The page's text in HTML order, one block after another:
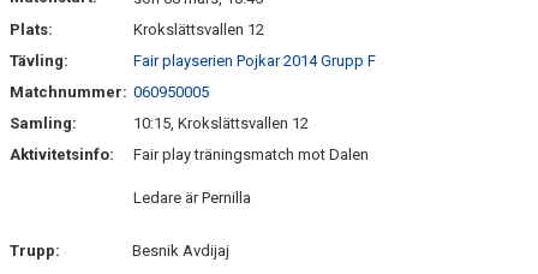
KONTAKT
Plats:
Krokslättsvallen 12
Tävling:
Fair playserien Pojkar 2014 Grupp F
Matchnummer: 060950005
Samling:
10:15, Krokslättsvallen 12
Aktivitetsinfo:
Fair play träningsmatch mot Dalen
Ledare är Pernilla
Trupp: Besnik Avdijaj